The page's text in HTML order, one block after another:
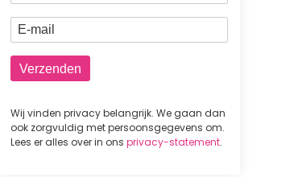
E-mail
Wij vinden privacy belangrijk. We gaan dan
ook zorgvuldig met persoonsgegevens om.
Lees er alles over in ons privacy-statement.